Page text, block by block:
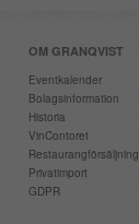
OM GRANQVIST
Eventkalender
Bolagsinformation
Historia
VinContoret
Restaurangförsäljning
Privatimport
GDPR